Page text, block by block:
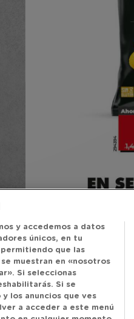
y accedemos a datos
únicos, en tu
que las
muestran en «nosotros
Si seleccionas
Si se
los anuncios que ves
a acceder a este menú